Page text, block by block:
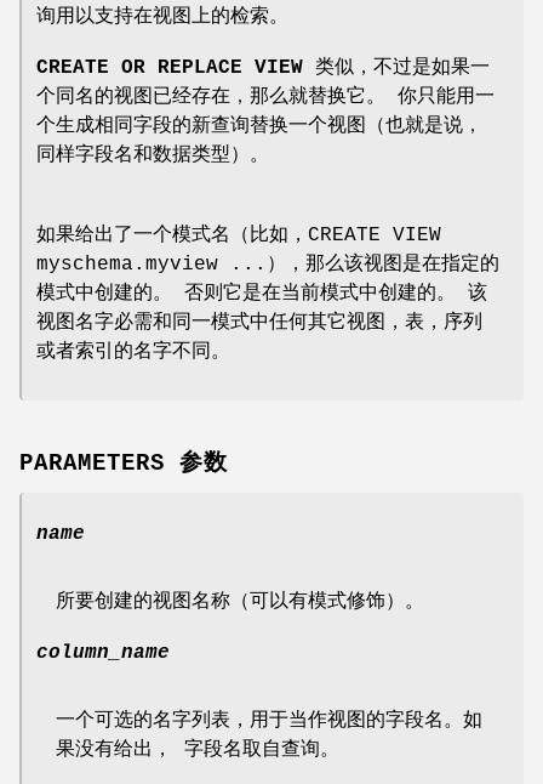
询用以支持在视图上的检索。
CREATE OR REPLACE VIEW 类似，不过是如果一
个同名的视图已经存在，那么就替换它。 你只能用一
个生成相同字段的新查询替换一个视图（也就是说，
同样字段名和数据类型）。
如果给出了一个模式名（比如，CREATE VIEW
myschema.myview ...），那么该视图是在指定的
模式中创建的。 否则它是在当前模式中创建的。 该
视图名字必需和同一模式中任何其它视图，表，序列
或者索引的名字不同。
PARAMETERS 参数
name
所要创建的视图名称（可以有模式修饰）。
column_name
一个可选的名字列表，用于当作视图的字段名。如
果没有给出， 字段名取自查询。